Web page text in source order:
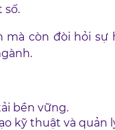
số.
còn đòi hỏi sự
bền vững.
kỹ thuật và quản